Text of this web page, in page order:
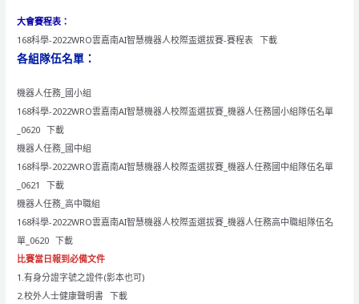
大會賽程表：
168科學-2022WRO雲嘉南AI智慧機器人校際盃選拔賽-賽程表 下載
各組隊伍名單：
機器人任務_國小組
168科學-2022WRO雲嘉南AI智慧機器人校際盃選拔賽_機器人任務國小組隊伍名單
_0620 下載
機器人任務_國中組
168科學-2022WRO雲嘉南AI智慧機器人校際盃選拔賽_機器人任務國中組隊伍名單
_0621
下載
機器人任務_高中職組
168科學-2022WRO雲嘉南AI智慧機器人校際盃選拔賽_機器人任務高中職組隊伍名
單_0620 下載
比賽當日報到必備文件
1.有身分證字號之證件(影本也可)
2.校外人士健康聲明書 下載